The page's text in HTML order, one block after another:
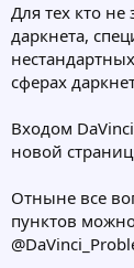
Для тех кто
даркнета,
сферах
Входом
новой
Отныне все
пунктов